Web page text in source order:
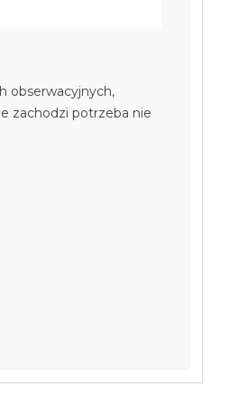
obserwacyjnych,
zachodzi potrzeba nie